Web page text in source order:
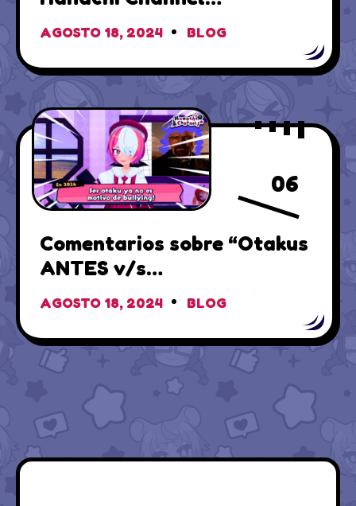
AGOSTO 18, 2024 BLOG
06
Comentarios sobre “Otakus
ANTES v/s
AHORA”(+Actualizaciones)
AGOSTO 18, 2024 BLOG